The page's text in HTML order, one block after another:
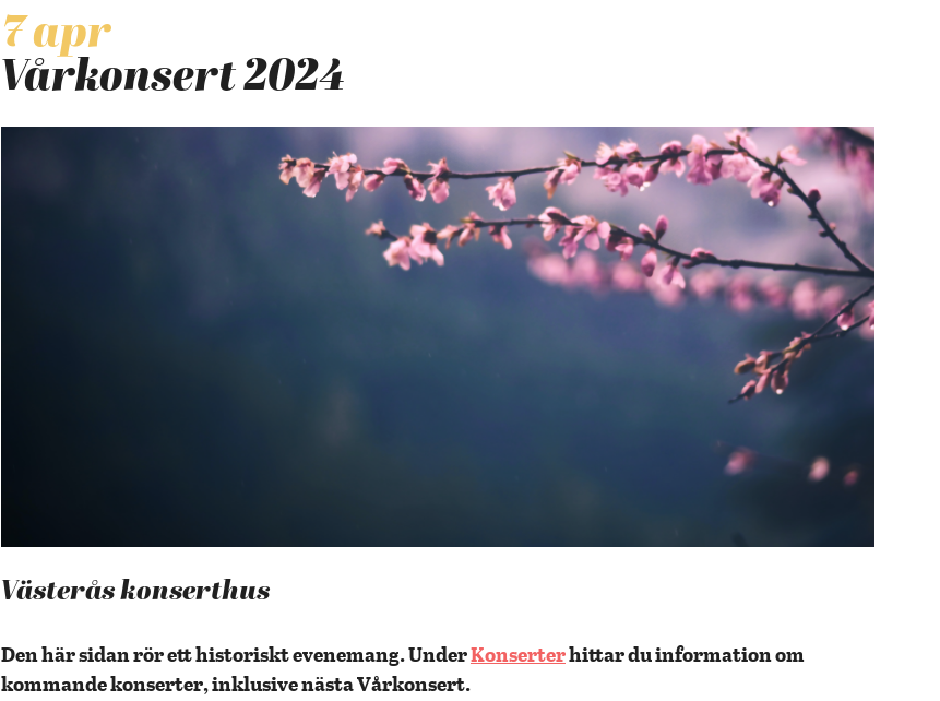
7 apr
Vårkonsert 2024
Västerås konserthus
Den här sidan rör ett historiskt evenemang. UnderKonserterhittar du information om
kommande konserter, inklusive nästa Vårkonsert.